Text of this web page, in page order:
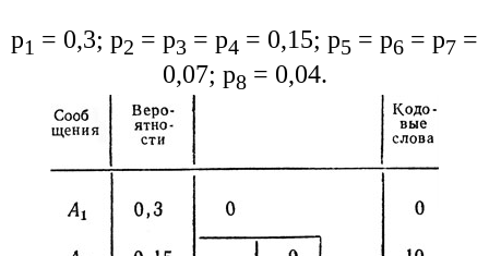
p1 = 0,3; р2 = р3 = р4 = 0,15; р5 = р6 = р7 =
0,07; р8 = 0,04.